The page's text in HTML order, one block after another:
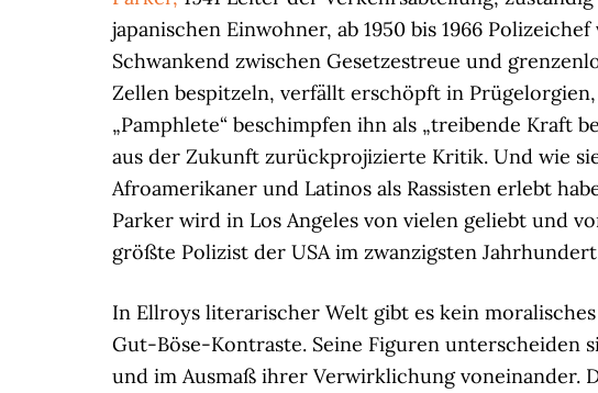
japanischen Einwohner, ab 1950 bis 1966 Polizeichef
Schwankend zwischen Gesetzestreue und
Zellen bespitzeln, verfällt erschöpft in
„Pamphlete“ beschimpfen ihn als „treibende Kraft
aus der Zukunft zurückprojizierte Kritik. Und wie
Afroamerikaner und Latinos als Rassisten erlebt
Parker wird in Los Angeles von vielen geliebt und
größte Polizist der USA im zwanzigsten
In Ellroys literarischer Welt gibt es kein
Gut-Böse-Kontraste. Seine Figuren unterscheiden
und im Ausmaß ihrer Verwirklichung voneinander.